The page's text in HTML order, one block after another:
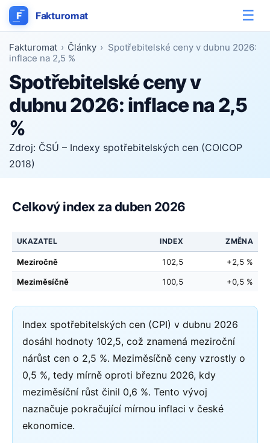
F Fakturomat ☰
Fakturomat › Články › Spotřebitelské ceny v dubnu 2026:
inflace na 2,5 %
Spotřebitelské ceny v
dubnu 2026: inflace na 2,5
%
Zdroj: ČSÚ – Indexy spotřebitelských cen (COICOP
2018)
Celkový index za duben 2026
UKAZATEL INDEX ZMĚNA
Meziročně 102,5 +2,5 %
Meziměsíčně 100,5 +0,5 %
Index spotřebitelských cen (CPI) v dubnu 2026
dosáhl hodnoty 102,5, což znamená meziroční
nárůst cen o 2,5 %. Meziměsíčně ceny vzrostly o
0,5 %, tedy mírně oproti březnu 2026, kdy
meziměsíční růst činil 0,6 %. Tento vývoj
naznačuje pokračující mírnou inflaci v české
ekonomice.